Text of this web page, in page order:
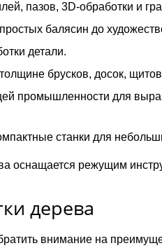
пазов, 3D-обработки и
балясин до
детали.
брусков, досок,
промышленности для
станки для
оснащается режущим
дерева
внимание на